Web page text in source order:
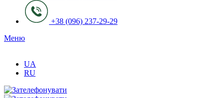
+38 (096) 237-29-29
Меню
UA
RU